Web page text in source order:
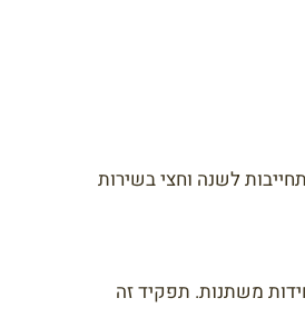
לשנה וחצי בשירות
משתנות. תפקיד זה